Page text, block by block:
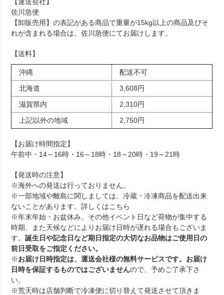
佐川急便
【卸販売用】の表記がある商品で重量が15kg以上の商品及びそ
れが含まれる場合は、佐川急便にてお届けします。
【送料】
沖縄
配送不可
北海道
3,608円
滋賀県内
2,310円
上記以外の地域
2,750円
【お届け時間指定】
午前中・14～16時・16～18時・18～20時・19～21時
【発送時の注意】
※海外への発送は行っておりません。
※一部地域や離島に関しましては、冷蔵・冷凍商品を配送出来
ないことがあります。詳しくはこちら
※年末年始・お盆休み、その他イベント日など荷物が集中する
時期、また天候などによりお届け日時が遅れる場合もございま
す。誕生日や記念日など期日指定の大切なお品物はご使用日の
前日受取をご指定ください。
※お届け日時指定は、運送会社様の無料サービスです。お届け
日時を保証するものではございませんので、予めご了承下さ
い。
※荒天時は店舗判断で冷凍便に切り替えて発送させて頂きま